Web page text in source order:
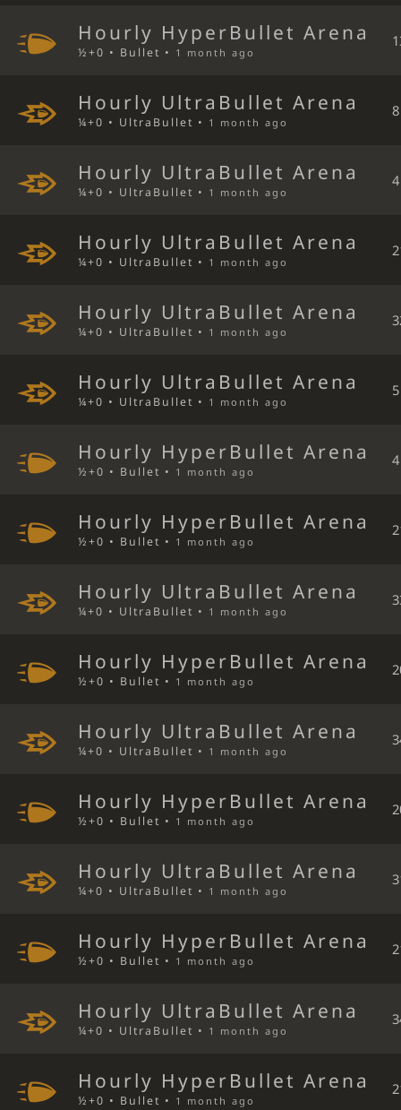
Hourly HyperBullet Arena
½+0 • Bullet • 1 month ago
Hourly UltraBullet Arena
¼+0 • UltraBullet • 1 month ago
8
Hourly UltraBullet Arena
¼+0 • UltraBullet • 1 month ago
4
Hourly UltraBullet Arena
¼+0 • UltraBullet • 1 month ago
Hourly UltraBullet Arena
¼+0 • UltraBullet • 1 month ago
Hourly UltraBullet Arena
¼+0 • UltraBullet • 1 month ago
5
Hourly HyperBullet Arena
½+0 • Bullet • 1 month ago
4
Hourly HyperBullet Arena
½+0 • Bullet • 1 month ago
Hourly UltraBullet Arena
¼+0 • UltraBullet • 1 month ago
Hourly HyperBullet Arena
½+0 • Bullet • 1 month ago
Hourly UltraBullet Arena
¼+0 • UltraBullet • 1 month ago
Hourly HyperBullet Arena
½+0 • Bullet • 1 month ago
Hourly UltraBullet Arena
¼+0 • UltraBullet • 1 month ago
Hourly HyperBullet Arena
½+0 • Bullet • 1 month ago
Hourly UltraBullet Arena
¼+0 • UltraBullet • 1 month ago
Hourly HyperBullet Arena
½+0 • Bullet • 1 month ago